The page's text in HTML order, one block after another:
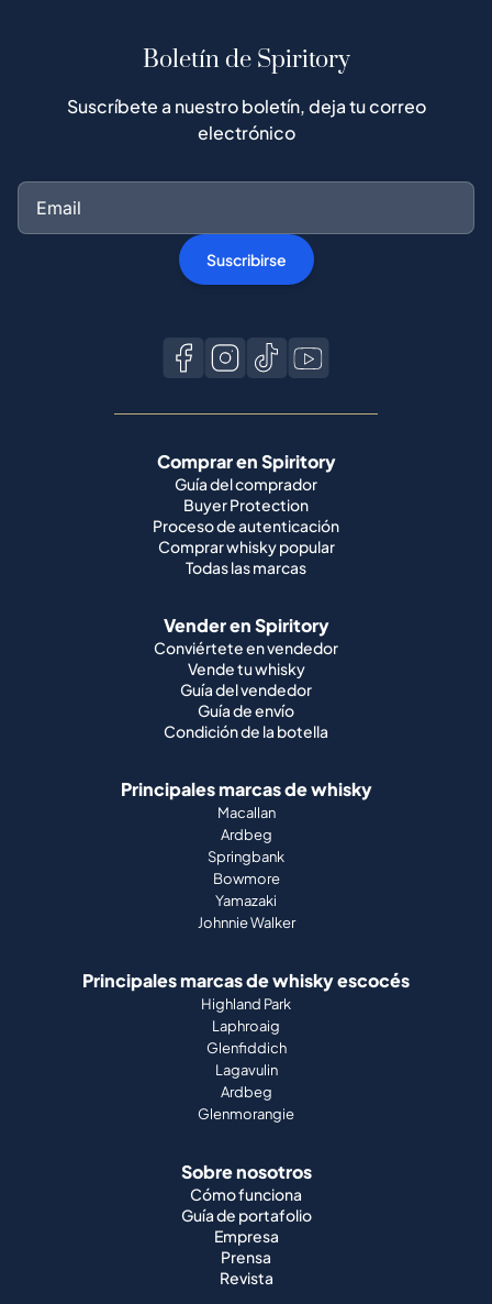
Boletín de Spiritory
Suscríbete a nuestro boletín, deja tu correo
electrónico
Suscribirse
Comprar en Spiritory
Guía del comprador
Buyer Protection
Proceso de autenticación
Comprar whisky popular
Todas las marcas
Vender en Spiritory
Conviértete en vendedor
Vende tu whisky
Guía del vendedor
Guía de envío
Condición de la botella
Principales marcas de whisky
Macallan
Ardbeg
Springbank
Bowmore
Yamazaki
Johnnie Walker
Principales marcas de whisky escocés
Highland Park
Laphroaig
Glenfiddich
Lagavulin
Ardbeg
Glenmorangie
Sobre nosotros
Cómo funciona
Guía de portafolio
Empresa
Prensa
Revista